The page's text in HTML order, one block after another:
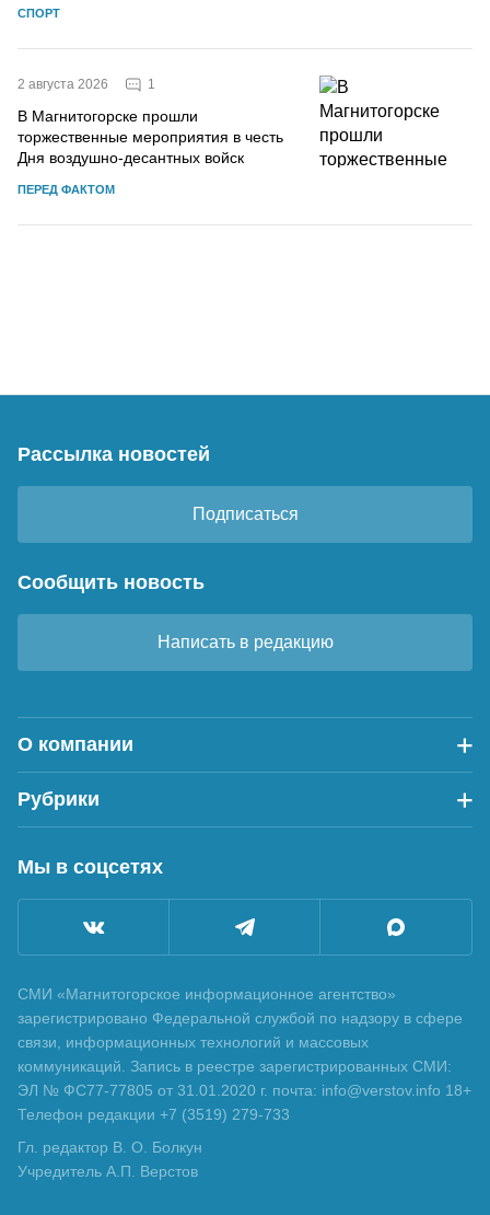
СПОРТ
2 августа 2026 1
В Магнитогорске прошли
торжественные мероприятия в честь
Дня воздушно-десантных войск
ПЕРЕД ФАКТОМ
Рассылка новостей
Подписаться
Сообщить новость
Написать в редакцию
О компании
Рубрики
Мы в соцсетях
СМИ «Магнитогорское информационное агентство»
зарегистрировано Федеральной службой по надзору в сфере
связи, информационных технологий и массовых
коммуникаций. Запись в реестре зарегистрированных СМИ:
ЭЛ № ФС77-77805 от 31.01.2020 г. почта: info@verstov.info 18+
Телефон редакции +7 (3519) 279-733
Гл. редактор В. О. Болкун
Учредитель А.П. Верстов